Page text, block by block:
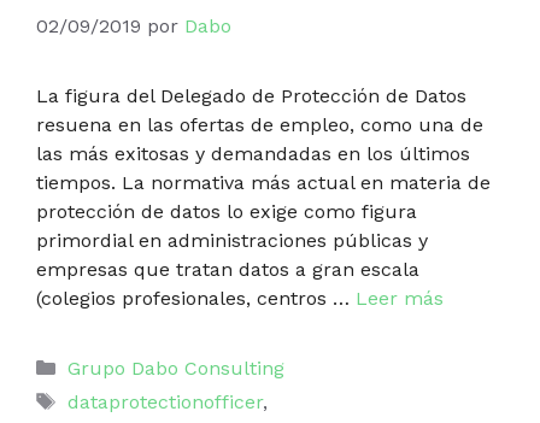
02/09/2019 por Dabo
La figura del Delegado de Protección de Datos
resuena en las ofertas de empleo, como una de
las más exitosas y demandadas en los últimos
tiempos. La normativa más actual en materia de
protección de datos lo exige como figura
primordial en administraciones públicas y
empresas que tratan datos a gran escala
(colegios profesionales, centros … Leer más
Categorías
Grupo Dabo Consulting
Etiquetas
dataprotectionofficer,